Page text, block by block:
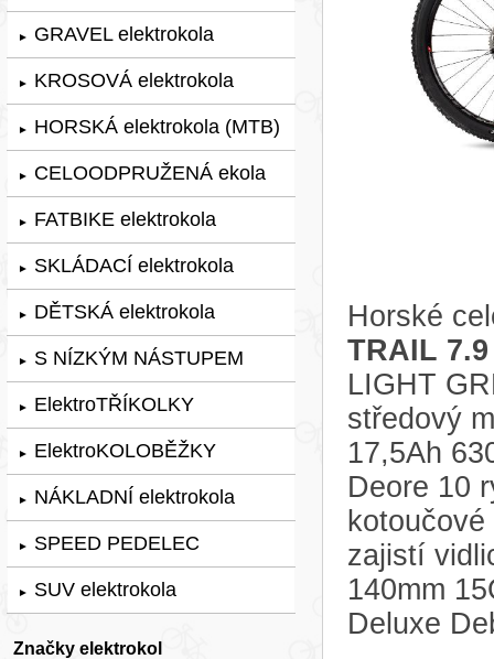
► GRAVEL elektrokola
► KROSOVÁ elektrokola
► HORSKÁ elektrokola (MTB)
► CELOODPRUŽENÁ ekola
► FATBIKE elektrokola
► SKLÁDACÍ elektrokola
► DĚTSKÁ elektrokola
► S NÍZKÝM NÁSTUPEM
► ElektroTŘÍKOLKY
► ElektroKOLOBĚŽKY
► NÁKLADNÍ elektrokola
► SPEED PEDELEC
► SUV elektrokola
Značky elektrokol
Horské
TRAIL 7.9
LIGHT
středový
17,5Ah
Deore 10
zajistí
140mm
Deluxe